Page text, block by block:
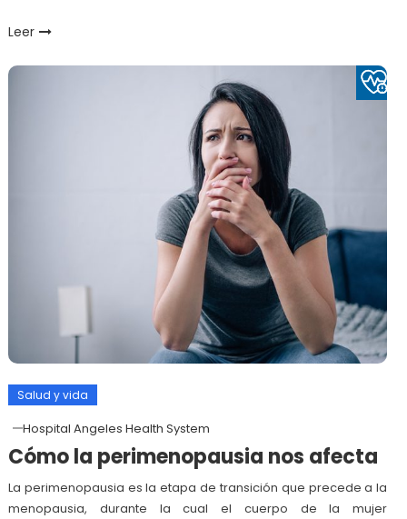
Leer
Salud y vida
Hospital Angeles Health System
Cómo la perimenopausia nos afecta
La perimenopausia es la etapa de transición que precede a la
menopausia, durante la cual el cuerpo de la mujer